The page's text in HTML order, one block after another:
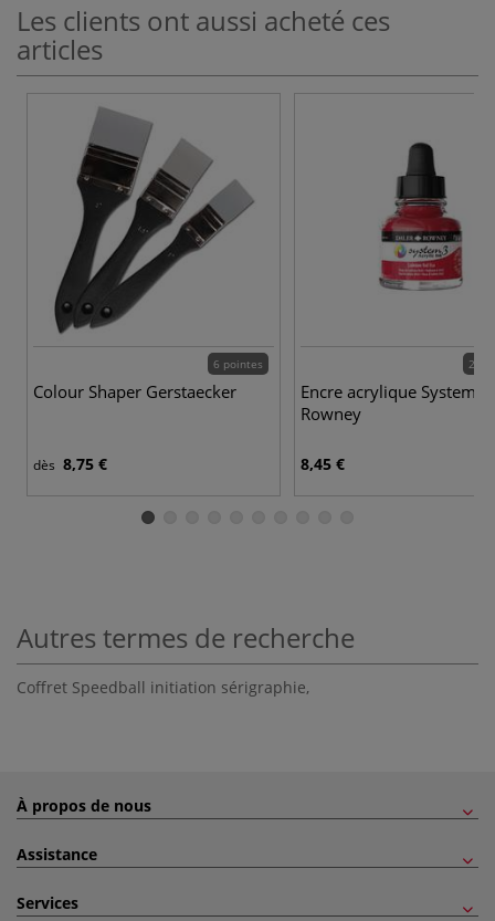
Les clients ont aussi acheté ces
articles
6 pointes
Colour Shaper Gerstaecker
dès 8,75 €
28
Encre acrylique System
Rowney
8,45 €
Autres termes de recherche
Coffret Speedball initiation sérigraphie,
À propos de nous
Assistance
Services